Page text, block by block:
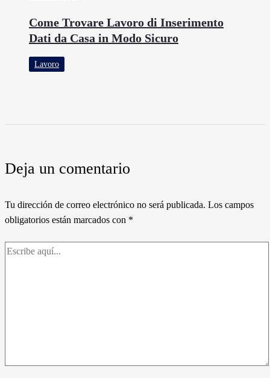
Come Trovare Lavoro di Inserimento
Dati da Casa in Modo Sicuro
Lavoro
Deja un comentario
Tu dirección de correo electrónico no será publicada. Los campos
obligatorios están marcados con *
Escribe